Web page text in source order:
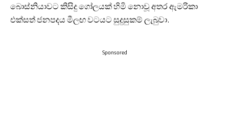
බොස්නියාවට කිසිදු ගෝලයක් හිමි නොවූ අතර ඇමරිකා
එක්සත් ජනපදය මීලඟ වටයට සුදුසුකම් ලැබුවා.
Sponsored